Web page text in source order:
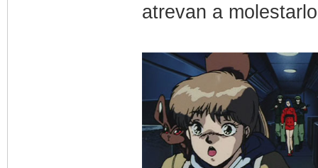
atrevan a